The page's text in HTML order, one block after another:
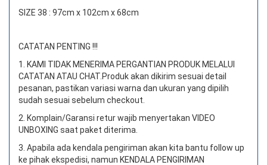
SIZE 38 : 97cm x 102cm x 68cm
CATATAN PENTING !!!
1. KAMI TIDAK MENERIMA PERGANTIAN PRODUK MELALUI
CATATAN ATAU CHAT. Produk akan dikirim sesuai detail
pesanan, pastikan variasi warna dan ukuran yang dipilih
sudah sesuai sebelum checkout.
2. Komplain/Garansi retur wajib menyertakan VIDEO
UNBOXING saat paket diterima.
3. Apabila ada kendala pengiriman akan kita bantu follow up
ke pihak ekspedisi, namun KENDALA PENGIRIMAN